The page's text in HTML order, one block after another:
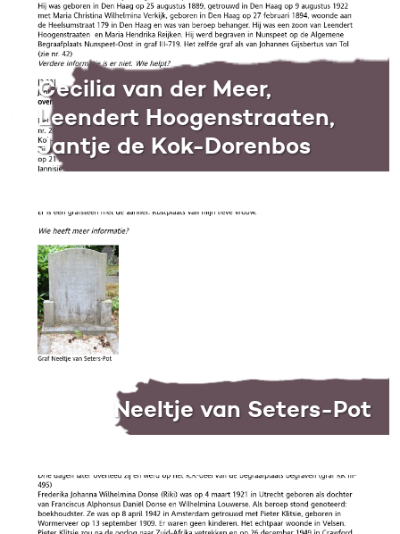
Cecilia van der Meer,
Leendert Hoogenstraaten,
Jantje de Kok-Dorenbos
Neeltje van Seters-Pot